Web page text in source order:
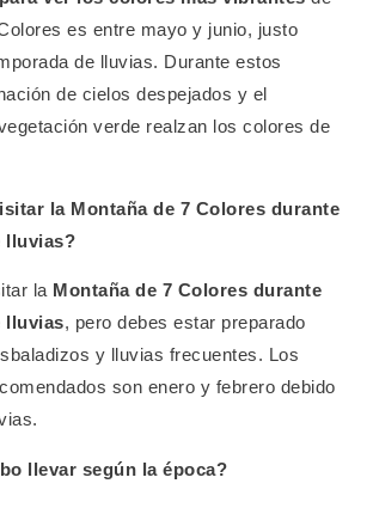
es entre mayo y junio, justo
de lluvias. Durante estos
de cielos despejados y el
verde realzan los colores de
la Montaña de 7 Colores durante
lluvias?
la Montaña de 7 Colores durante
lluvias, pero debes estar preparado
y lluvias frecuentes. Los
son enero y febrero debido
llevar según la época?